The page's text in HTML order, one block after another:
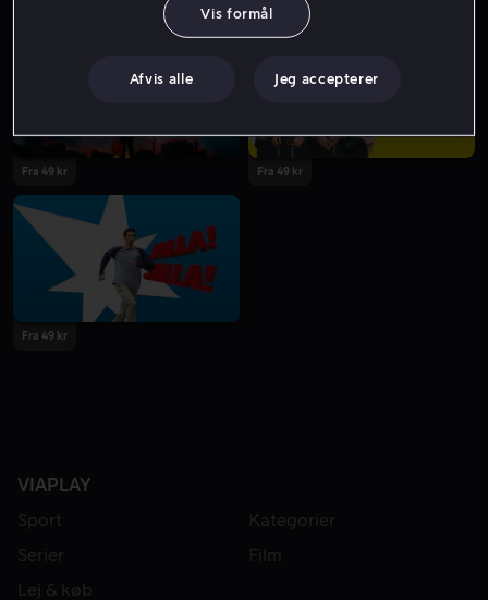
Fra 49 kr
Fra 49 kr Fra 49 kr
Fra 49 kr
VIAPLAY
Sport
Kategorier
Serier
Film
Lej & køb
Vis formål
Afvis alle Jeg accepterer